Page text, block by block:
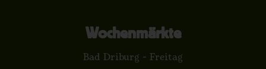
Wochenmärkte
Bad Driburg - Freitag